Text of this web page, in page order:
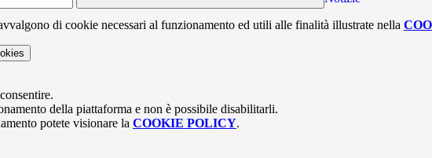
di cookie necessari al funzionamento ed utili alle finalità illustrate nella
della piattaforma e non è possibile disabilitarli.
potete visionare la COOKIE POLICY.